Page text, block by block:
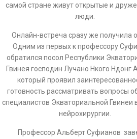
самой стране живут открытые и
люди.
Онлайн-встреча сразу же получила
Одним из первых к профессору
обратился посол Республики
Гвинея господин Лучано Нкого Ндонг
который проявил
готовность рассматривать вопросы
специалистов Экваториальной Гвинеи
нейрохирургии.
Профессор Альберт Суфианов